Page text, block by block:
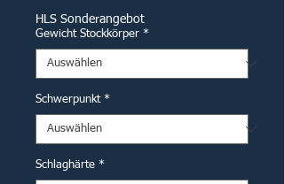
HLS Sonderangebot
Gewicht Stockkörper *
Schwerpunkt *
Schlaghärte *